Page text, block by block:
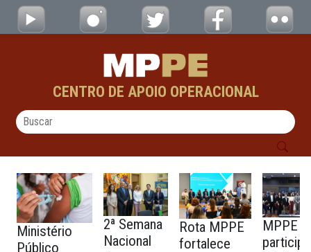
Pular para o Conteúdo principal
Organograma CAO - Defesa Social - testes
CENTRO DE APOIO OPERACIONAL
Ministério
Público
2ª Semana
Nacional
Rota MPPE
fortalece
MPPE